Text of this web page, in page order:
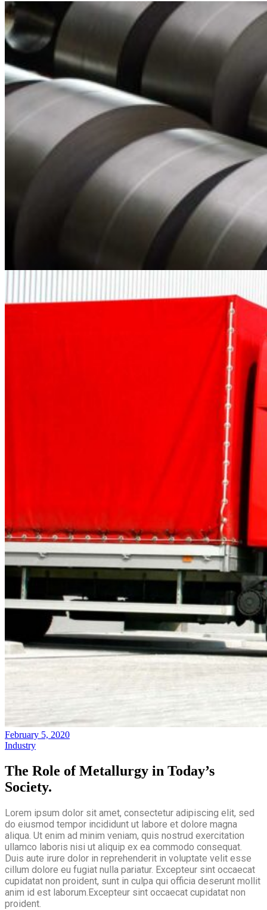
Who We Are
Pest Control Services
Contact Us
Blog
February 5, 2020
Industry
The Role of Metallurgy in Today’s
Society.
Lorem ipsum dolor sit amet, consectetur adipiscing elit, sed
do eiusmod tempor incididunt ut labore et dolore magna
aliqua. Ut enim ad minim veniam, quis nostrud exercitation
ullamco laboris nisi ut aliquip ex ea commodo consequat.
Duis aute irure dolor in reprehenderit in voluptate velit esse
cillum dolore eu fugiat nulla pariatur. Excepteur sint occaecat
cupidatat non proident, sunt in culpa qui officia deserunt mollit
anim id est laborum.Excepteur sint occaecat cupidatat non
proident.